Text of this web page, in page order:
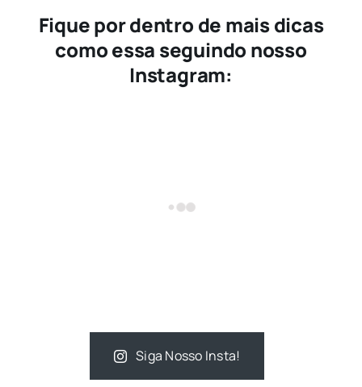
Fique por dentro de mais dicas
como essa seguindo nosso
Instagram:
Siga Nosso Insta!